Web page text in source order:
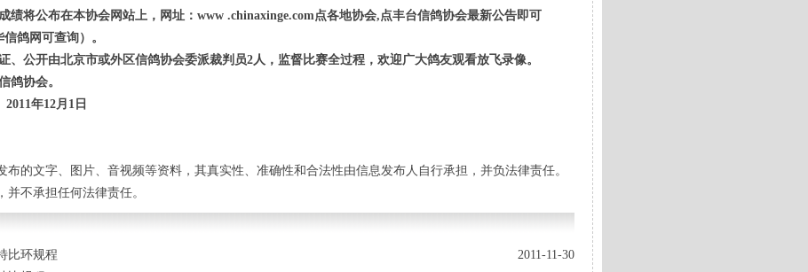
绩将公布在本协会网站上，网址：www .chinaxinge.com点各地协会,点丰台信鸽协会最新公告即可
鸽网可查询）。
、公开由北京市或外区信鸽协会委派裁判员2人，监督比赛全过程，欢迎广大鸽友观看放飞录像。
鸽协会。
年12月1日
布的文字、图片、音视频等资料，其真实性、准确性和合法性由信息发布人自行承担，并负法律责任。
不承担任何法律责任。
2011-11-30
比环规程